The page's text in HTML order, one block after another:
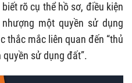
rõ cụ thể hồ sơ, điều kiện
một quyền sử dụng
thắc mắc liên quan đến “thủ
sử dụng đất”.